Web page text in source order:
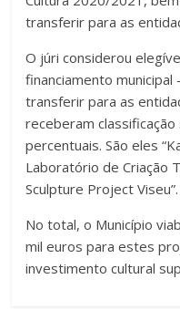
transferir para as
O júri considerou
financiamento
transferir para as
receberam
percentuais. São eles
Laboratório de Criação
Sculpture Project Viseu”.
No total, o Município
mil euros para estes
investimento cultural